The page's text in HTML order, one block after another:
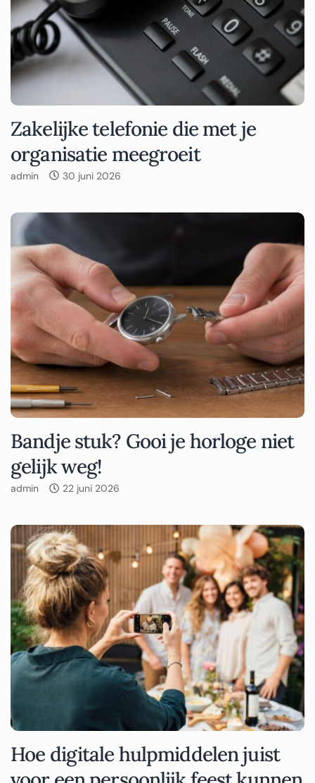
Zakelijke telefonie die met je
organisatie meegroeit
admin 30 juni 2026
Bandje stuk? Gooi je horloge niet
gelijk weg!
admin 22 juni 2026
Hoe digitale hulpmiddelen juist